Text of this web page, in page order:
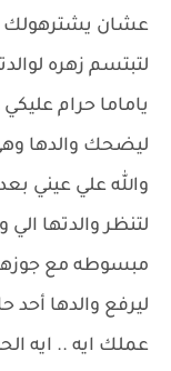
عشان يشترهولك
لتبتسم زهره
ياماما حرام
ليضحك والدها
والله علي عيني
لتنظر والدتها الي
مبسوطه مع
ليرفع والدها
عملك ايه .. ايه